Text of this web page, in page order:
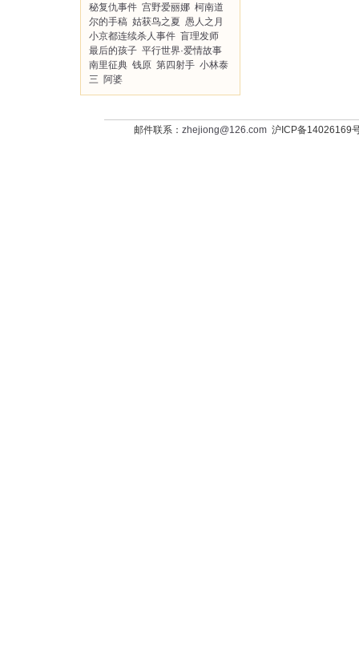
秘复仇事件 宫野爱丽娜 柯南道
尔的手稿 姑获鸟之夏 愚人之月
小京都连续杀人事件 盲理发师
最后的孩子 平行世界·爱情故事
南里征典 钱原 第四射手 小林泰
三 阿婆
邮件联系： zhejiong@126.com沪ICP备14026169